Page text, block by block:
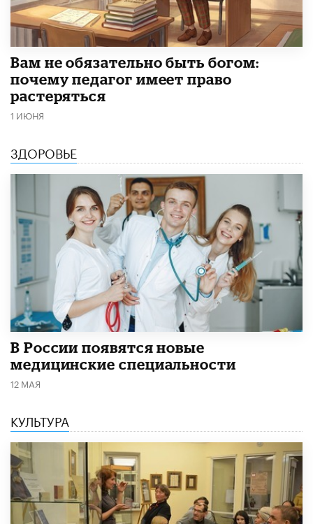
​Вам не обязательно быть богом:
почему педагог имеет право
растеряться
1 ИЮНЯ
ЗДОРОВЬЕ
В России появятся новые
медицинские специальности
12 МАЯ
КУЛЬТУРА